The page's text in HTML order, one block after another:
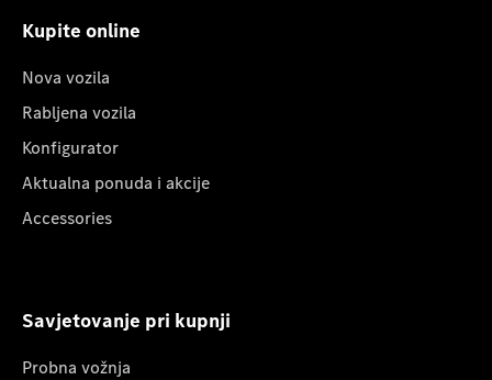
Kupite online
Nova vozila
Rabljena vozila
Konfigurator
Aktualna ponuda i akcije
Accessories
Savjetovanje pri kupnji
Probna vožnja